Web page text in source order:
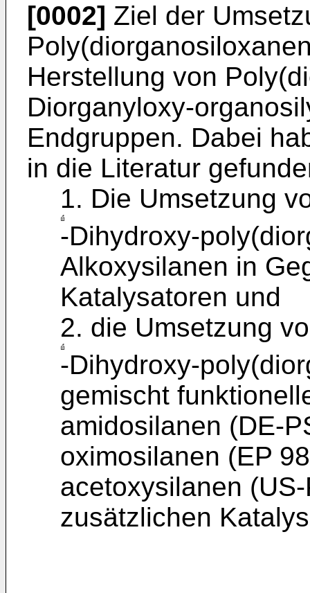
[0002] Ziel der
Herstellung von
Diorganyloxy-
Endgruppen. Dabei
in die Literatur
1. Die Umsetzung
-Dihydroxy-
Alkoxysilanen in
Katalysatoren und
2. die Umsetzung
-Dihydroxy-
gemischt
amidosilanen (DE-
oximosilanen (EP
acetoxysilanen
zusätzlichen